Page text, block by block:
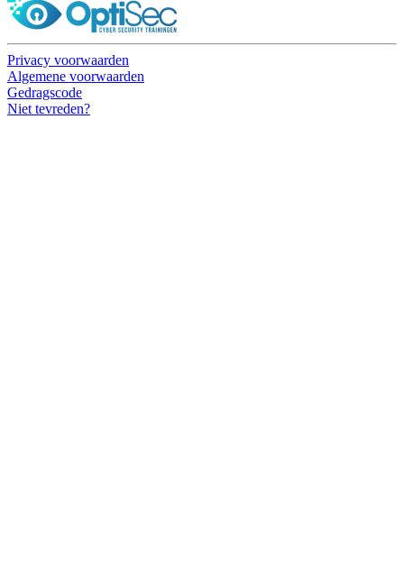
Privacy voorwaarden
Algemene voorwaarden
Gedragscode
Niet tevreden?